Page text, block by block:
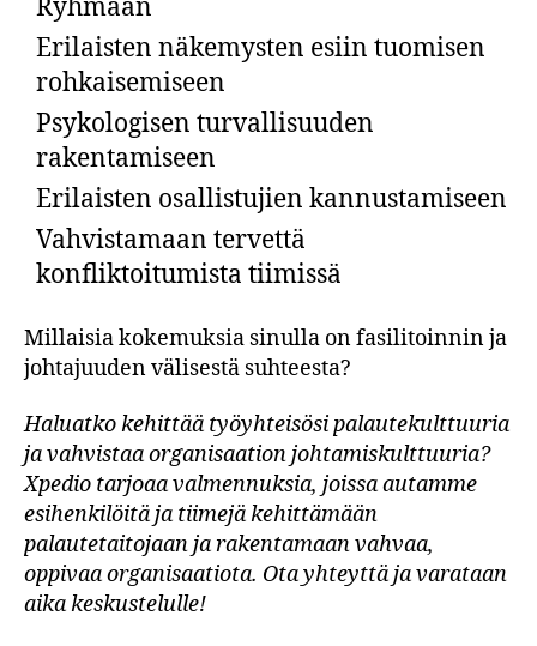
Ryhmään
Erilaisten näkemysten esiin tuomisen
rohkaisemiseen
Psykologisen turvallisuuden
rakentamiseen
Erilaisten osallistujien kannustamiseen
Vahvistamaan tervettä
konfliktoitumista tiimissä
Millaisia kokemuksia sinulla on fasilitoinnin ja
johtajuuden välisestä suhteesta?
Haluatko kehittää työyhteisösi palautekulttuuria
ja vahvistaa organisaation johtamiskulttuuria?
Xpedio tarjoaa valmennuksia, joissa autamme
esihenkilöitä ja tiimejä kehittämään
palautetaitojaan ja rakentamaan vahvaa,
oppivaa organisaatiota. Ota yhteyttä ja varataan
aika keskustelulle!